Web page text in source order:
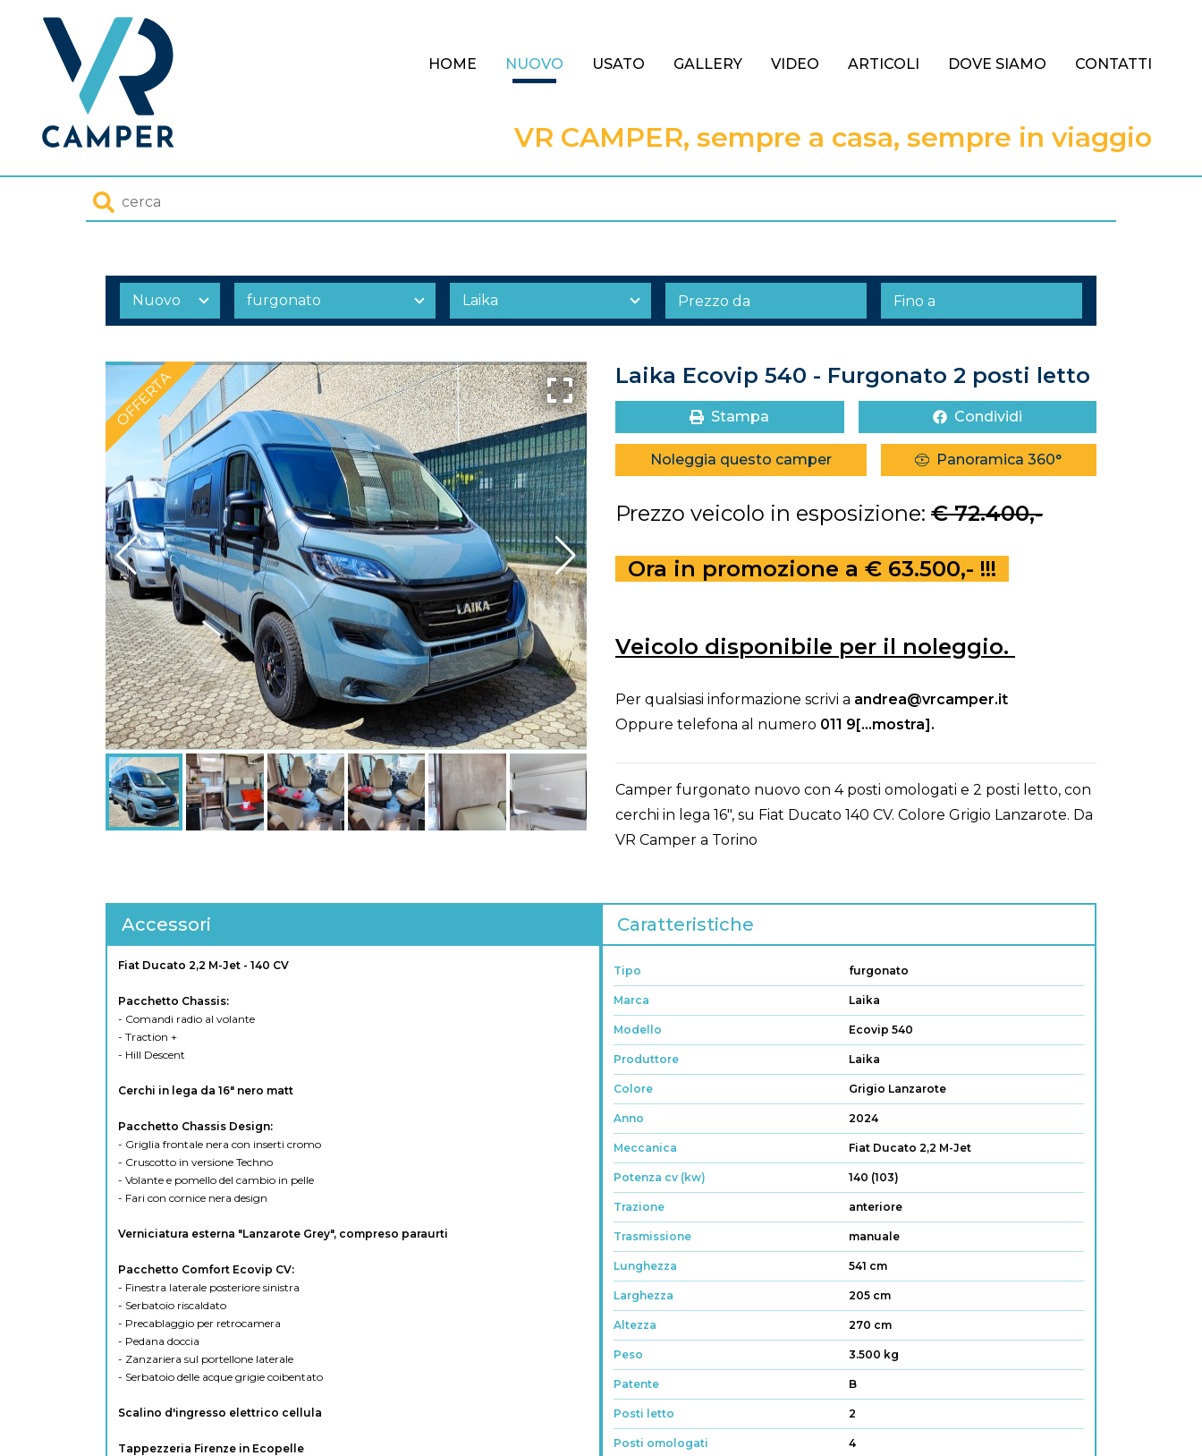
HOME NUOVO USATO GALLERY VIDEO ARTICOLI DOVE SIAMO CONTATTI
VR CAMPER, sempre a casa, sempre in viaggio
OFFERTA Laika Ecovip 540 - Furgonato 2 posti letto
Stampa Condividi
Noleggia questo camper Panoramica 360°
Prezzo veicolo in esposizione: € 72.400,-
Ora in promozione a € 63.500,- !!!
Veicolo disponibile per il noleggio.
Per qualsiasi informazione scrivi a andrea@vrcamper.it
Oppure telefona al numero 011 9[...mostra].
Camper furgonato nuovo con 4 posti omologati e 2 posti letto, con
cerchi in lega 16", su Fiat Ducato 140 CV. Colore Grigio Lanzarote. Da
VR Camper a Torino
Accessori
Fiat Ducato 2,2 M-Jet - 140 CV
Pacchetto Chassis:
- Comandi radio al volante
- Traction +
- Hill Descent
Cerchi in lega da 16" nero matt
Pacchetto Chassis Design:
- Griglia frontale nera con inserti cromo
- Cruscotto in versione Techno
- Volante e pomello del cambio in pelle
- Fari con cornice nera design
Verniciatura esterna "Lanzarote Grey", compreso paraurti
Pacchetto Comfort Ecovip CV:
- Finestra laterale posteriore sinistra
- Serbatoio riscaldato
- Precablaggio per retrocamera
- Pedana doccia
- Zanzariera sul portellone laterale
- Serbatoio delle acque grigie coibentato
Scalino d'ingresso elettrico cellula
Tappezzeria Firenze in Ecopelle
Caratteristiche
Tipo furgonato
Marca Laika
Modello Ecovip 540
Produttore Laika
Colore Grigio Lanzarote
Anno 2024
Meccanica Fiat Ducato 2,2 M-Jet
Potenza cv (kw) 140 (103)
Trazione anteriore
Trasmissione manuale
Lunghezza 541 cm
Larghezza 205 cm
Altezza 270 cm
Peso 3.500 kg
Patente B
Posti letto 2
Posti omologati 4